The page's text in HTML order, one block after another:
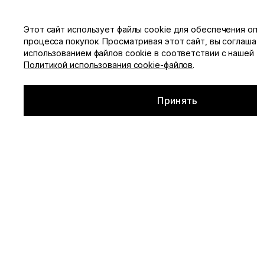
Каталог
Смотреть все
Главная▪Каталог▪Платья
Этот сайт использует файлы cookie для обеспечения
процесса покупок. Просматривая этот сайт, вы
использованием файлов cookie в соответствии с нашей
Политикой использования cookie-файлов.
Принять